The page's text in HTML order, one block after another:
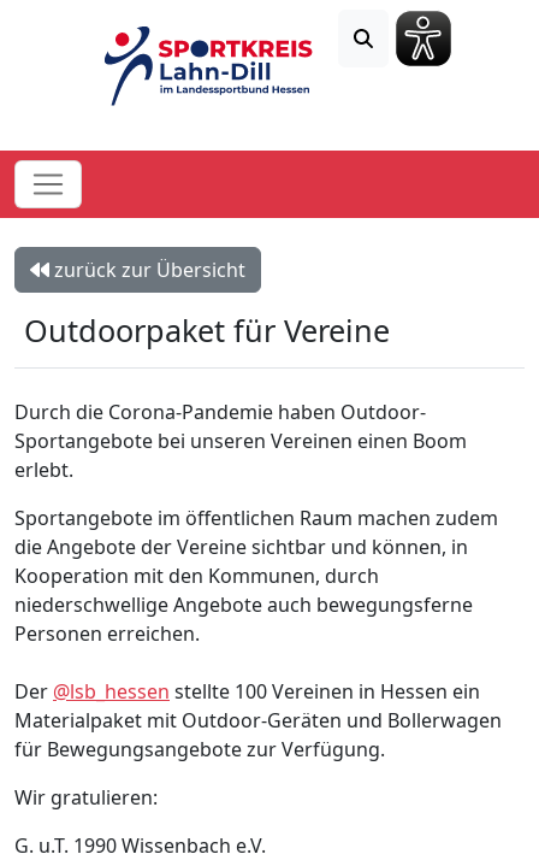
zurück zur Übersicht
Outdoorpaket für Vereine
Durch die Corona-Pandemie haben Outdoor-
Sportangebote bei unseren Vereinen einen Boom
erlebt.
Sportangebote im öffentlichen Raum machen zudem
die Angebote der Vereine sichtbar und können, in
Kooperation mit den Kommunen, durch
niederschwellige Angebote auch bewegungsferne
Personen erreichen.
Der @lsb_hessen stellte 100 Vereinen in Hessen ein
Materialpaket mit Outdoor-Geräten und Bollerwagen
für Bewegungsangebote zur Verfügung.
Wir gratulieren:
G. u.T. 1990 Wissenbach e.V.